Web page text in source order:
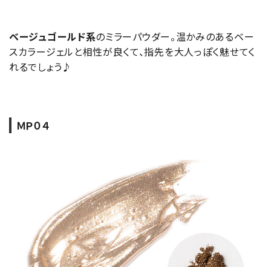
ベージュゴールド系のミラーパウダー。温かみのあるベー
スカラージェルと相性が良くて、指先を大人っぽく魅せてく
れるでしょう♪
ＭＰ０４